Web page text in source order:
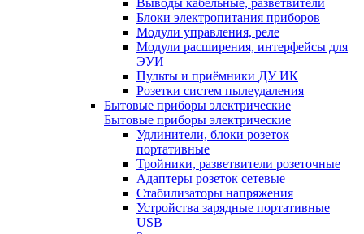
Выводы кабельные, разветвители
Блоки электропитания приборов
Модули управления, реле
Модули расширения, интерфейсы для
ЭУИ
Пульты и приёмники ДУ ИК
Розетки систем пылеудаления
Бытовые приборы электрические
Бытовые приборы электрические
Удлинители, блоки розеток
портативные
Тройники, разветвители розеточные
Адаптеры розеток сетевые
Стабилизаторы напряжения
Устройства зарядные портативные
USB